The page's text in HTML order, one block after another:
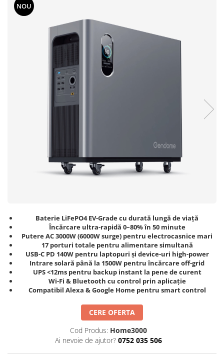
Baterii portabile
Acoperis inclinat
NOU
Baterie LiFePO4 EV-Grade cu durată lungă de viață
Încărcare ultra-rapidă 0–80% în 50 minute
Putere AC 3000W (6000W surge) pentru electrocasnice mari
17 porturi totale pentru alimentare simultană
USB-C PD 140W pentru laptopuri și device-uri high-power
Intrare solară până la 1500W pentru încărcare off-grid
UPS <12ms pentru backup instant la pene de curent
Wi-Fi & Bluetooth cu control prin aplicație
Compatibil Alexa & Google Home pentru smart control
CERE OFERTA
Cod Produs: Home3000
Ai nevoie de ajutor? 0752 035 506